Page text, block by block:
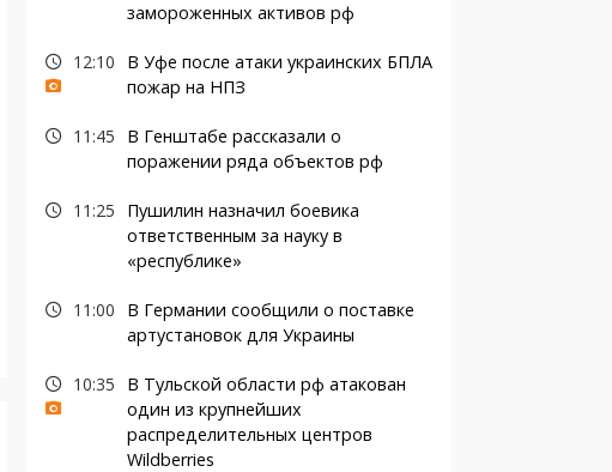
замороженных активов рф
12:10
В Уфе после атаки украинских БПЛА
пожар на НПЗ
11:45
В Генштабе рассказали о
поражении ряда объектов рф
11:25
Пушилин назначил боевика
ответственным за науку в
«республике»
11:00
В Германии сообщили о поставке
артустановок для Украины
10:35
В Тульской области рф атакован
один из крупнейших
распределительных центров
Wildberries